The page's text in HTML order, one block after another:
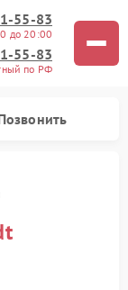
55-83
до 20:00
55-83
по РФ